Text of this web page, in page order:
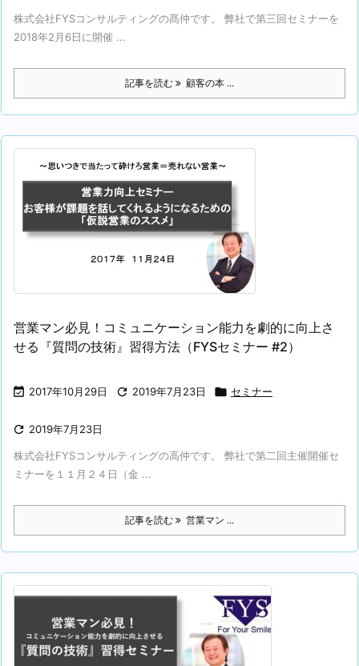
株式会社FYSコンサルティングの髙仲です。 弊社で第三回セミナーを
2018年2月6日に開催 ...
記事を読む 顧客の本 ...
営業マン必見！コミュニケーション能力を劇的に向上さ
せる『質問の技術』習得方法（FYSセミナー #2）
 2017年10月29日  2019年7月23日  セミナー
 2019年7月23日
株式会社FYSコンサルティングの高仲です。 弊社で第二回主催開催セ
ミナーを１１月２４日（金 ...
記事を読む 営業マン ...